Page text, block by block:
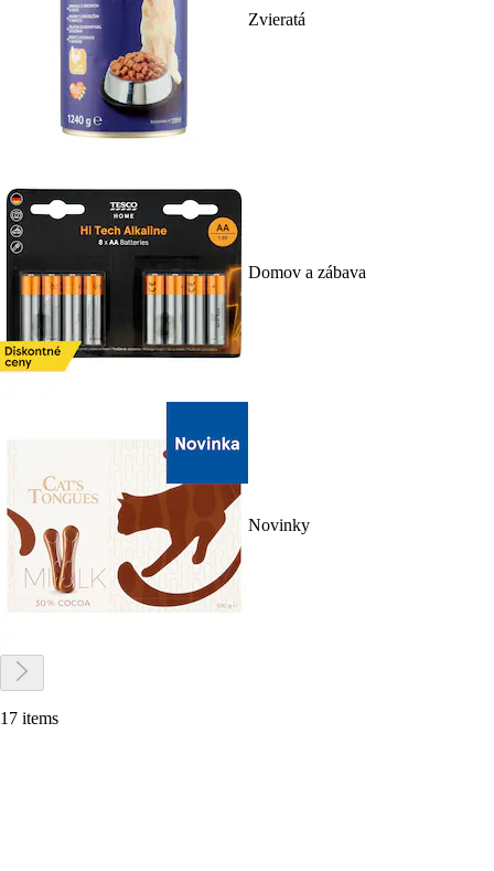
Zvieratá
Domov a zábava
Novinky
17 items